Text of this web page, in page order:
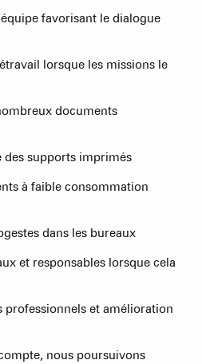
favorisant le dialogue
lorsque les missions le
documents
supports imprimés
à faible consommation
dans les bureaux
et responsables lorsque cela
professionnels et amélioration
nous poursuivons